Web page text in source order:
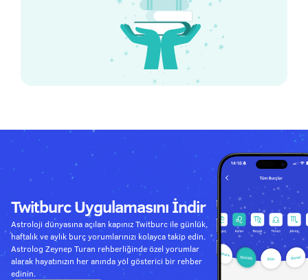
Twitburc Uygulamasını İndir
Astroloji dünyasına açılan kapınız Twitburc ile günlük,
haftalık ve aylık burç yorumlarınızı kolayca takip edin.
Astrolog Zeynep Turan rehberliğinde özel yorumlar
alarak hayatınızın her anında yol gösterici bir rehber
edinin.